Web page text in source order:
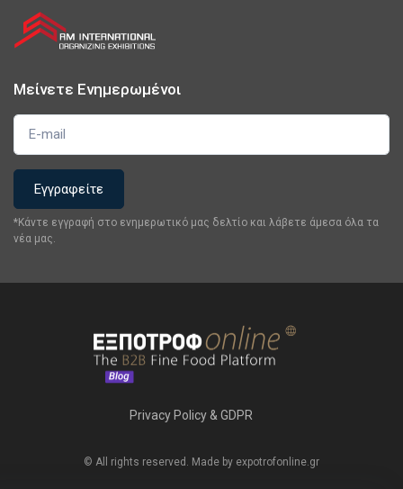
Μείνετε Ενημερωμένοι
*Κάντε εγγραφή στο ενημερωτικό μας δελτίο και λάβετε άμεσα όλα τα
νέα μας.
Privacy Policy & GDPR
© All rights reserved. Made by expotrofonline.gr